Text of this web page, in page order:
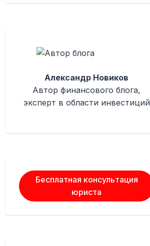
Александр Новиков
Автор финансового блога,
эксперт в области инвестиций
Бесплатная консультация
юриста